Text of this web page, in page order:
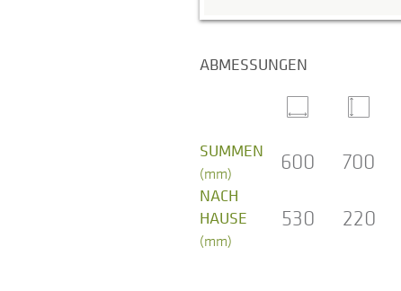
ABMESSUNGEN
SUMMEN
(mm) 600 700
NACH
HAUSE
(mm)
530 220